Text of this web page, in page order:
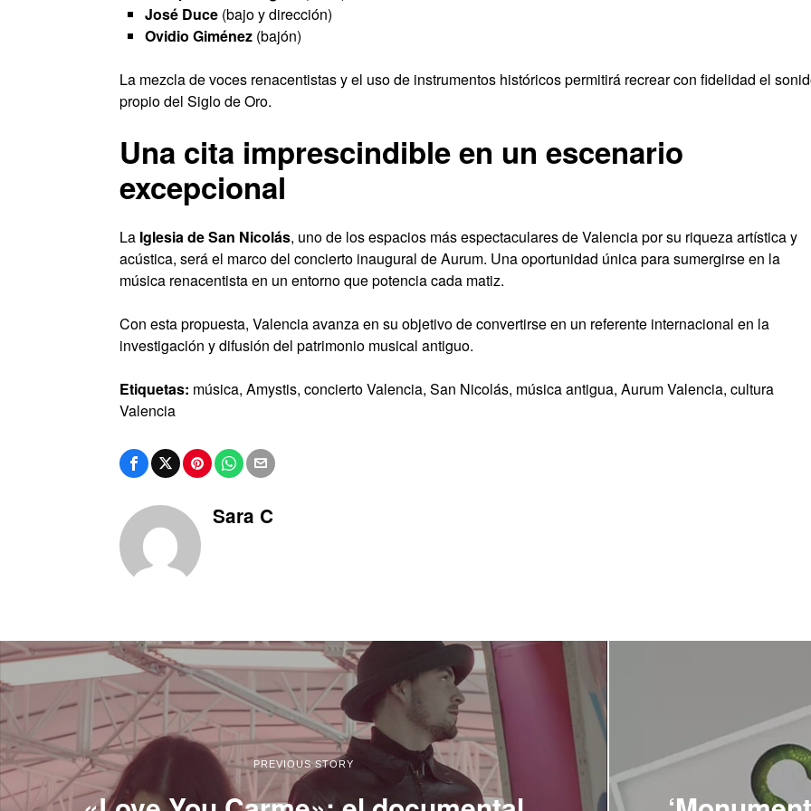
José Duce (bajo y dirección)
Ovidio Giménez (bajón)
La mezcla de voces renacentistas y el uso de instrumentos históricos permitirá recrear con fidelidad el
propio del Siglo de Oro.
Una cita imprescindible en un escenario
excepcional
La Iglesia de San Nicolás, uno de los espacios más espectaculares de Valencia por su riqueza artística y
acústica, será el marco del concierto inaugural de Aurum. Una oportunidad única para sumergirse en la
música renacentista en un entorno que potencia cada matiz.
Con esta propuesta, Valencia avanza en su objetivo de convertirse en un referente internacional en la
investigación y difusión del patrimonio musical antiguo.
Etiquetas: música, Amystis, concierto Valencia, San Nicolás, música antigua, Aurum Valencia, cultura
Valencia
Sara C
PREVIOUS STORY